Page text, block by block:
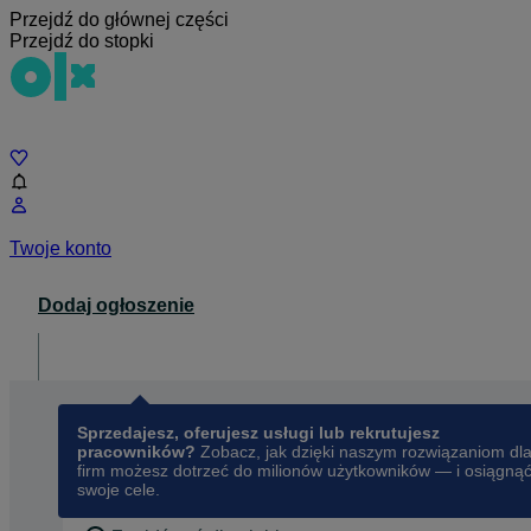
Przejdź do głównej części
Przejdź do stopki
Twoje konto
Dodaj ogłoszenie
Sprzedajesz, oferujesz usługi lub rekrutujesz
pracowników? Zobacz, jak dzięki naszym rozwiązaniom dla
firm możesz dotrzeć do milionów użytkowników — i osiągnąć
swoje cele.